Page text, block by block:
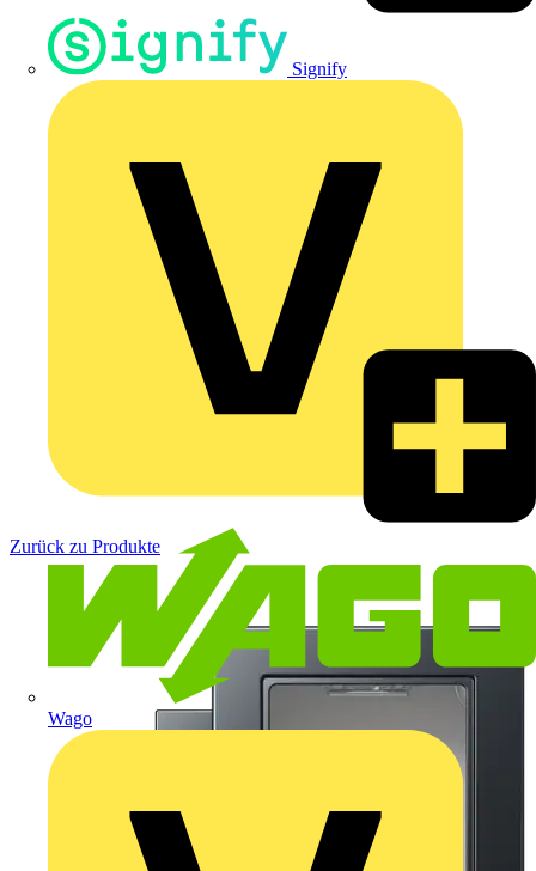
Signify
Wago
Zurück zu Produkte